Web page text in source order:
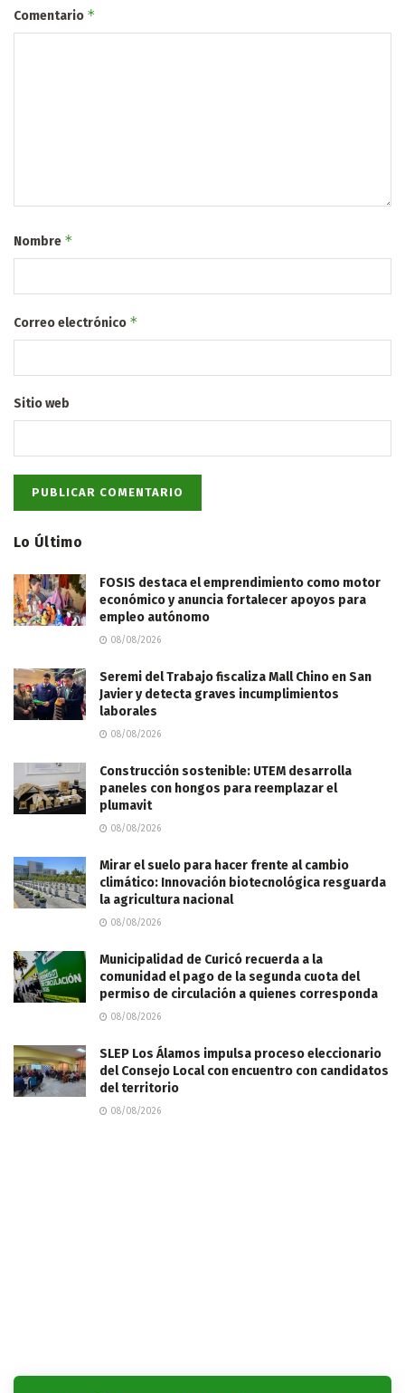
Comentario *
Nombre *
Correo electrónico *
Sitio web
Lo Último
FOSIS destaca el emprendimiento como motor
económico y anuncia fortalecer apoyos para
empleo autónomo
08/08/2026
Seremi del Trabajo fiscaliza Mall Chino en San
Javier y detecta graves incumplimientos
laborales
08/08/2026
Construcción sostenible: UTEM desarrolla
paneles con hongos para reemplazar el
plumavit
08/08/2026
Mirar el suelo para hacer frente al cambio
climático: Innovación biotecnológica resguarda
la agricultura nacional
08/08/2026
Municipalidad de Curicó recuerda a la
comunidad el pago de la segunda cuota del
permiso de circulación a quienes corresponda
08/08/2026
SLEP Los Álamos impulsa proceso eleccionario
del Consejo Local con encuentro con candidatos
del territorio
08/08/2026